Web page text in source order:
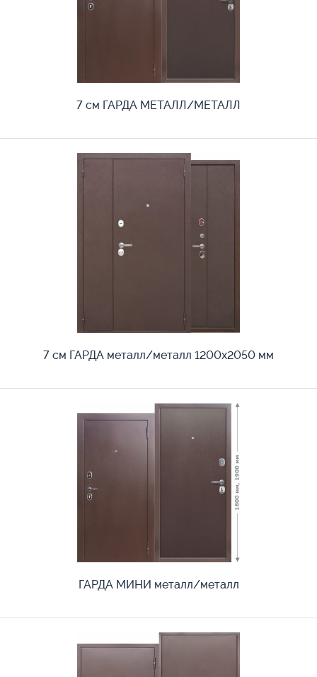
7 см ГАРДА МЕТАЛЛ/МЕТАЛЛ
7 см ГАРДА металл/металл 1200х2050 мм
ГАРДА МИНИ металл/металл